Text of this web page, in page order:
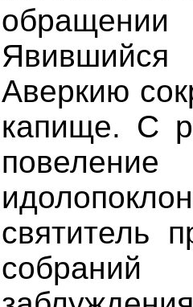
Аверкию
капище. С
святитель